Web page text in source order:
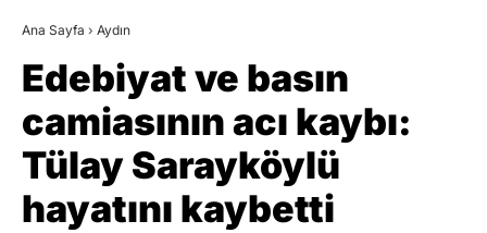
Ana Sayfa › Aydın
Edebiyat ve basın
camiasının acı kaybı:
Tülay Sarayköylü
hayatını kaybetti